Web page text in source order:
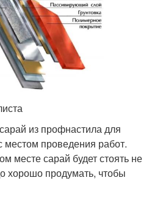
из профнастила для
местом проведения работ.
месте сарай будет стоять не
хорошо продумать, чтобы